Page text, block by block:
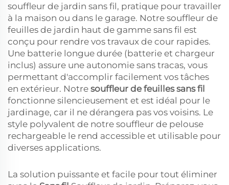
souffleur de jardin sans fil, pratique pour travailler
à la maison ou dans le garage. Notre souffleur de
feuilles de jardin haut de gamme sans fil est
conçu pour rendre vos travaux de cour rapides.
Une batterie longue durée (batterie et chargeur
inclus) assure une autonomie sans tracas, vous
permettant d'accomplir facilement vos tâches
en extérieur. Notre souffleur de feuilles sans fil
fonctionne silencieusement et est idéal pour le
jardinage, car il ne dérangera pas vos voisins. Le
style polyvalent de notre souffleur de pelouse
rechargeable le rend accessible et utilisable pour
diverses applications.
La solution puissante et facile pour tout éliminer